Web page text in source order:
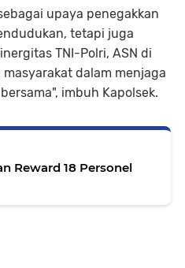
upaya penegakkan
tetapi juga
TNI-Polri, ASN di
dalam menjaga
imbuh Kapolsek.
Reward 18 Personel